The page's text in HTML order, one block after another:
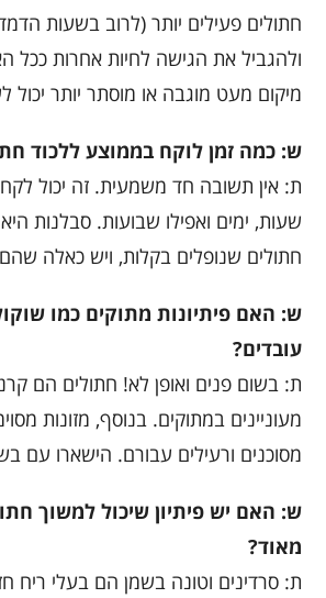
חתולים פעילים יותר (לרוב בשעות
ולהגביל את הגישה לחיות אחרות ככל
מיקום מעט מוגבה או מוסתר יותר יכול
ש: כמה זמן לוקח בממוצע ללכוד
ת: אין תשובה חד משמעית. זה יכול
שעות, ימים ואפילו שבועות. סבלנות
חתולים שנופלים בקלות, ויש כאלה
ש: האם פיתיונות מתוקים כמו
עובדים?
ת: בשום פנים ואופן לא! חתולים הם
מעוניינים במתוקים. בנוסף, מזונות
מסוכנים ורעילים עבורם. הישארו עם
ש: האם יש פיתיון שיכול למשוך
מאוד?
ת: סרדינים וטונה בשמן הם בעלי ריח